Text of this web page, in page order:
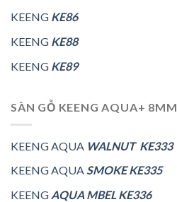
KEENG KE86
KEENG KE88
KEENG KE89
SÀN GỖ KEENG AQUA+ 8MM
KEENG AQUA WALNUT KE333
KEENG AQUASMOKE KE335
KEENG AQUA MBEL KE336